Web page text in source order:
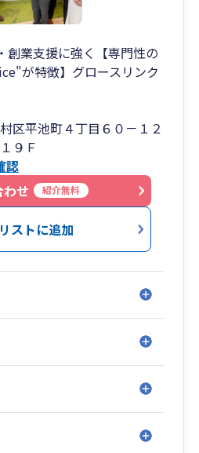
創業支援に強く【専門性の
が特徴】グロースリンク
区平池町４丁目６０－１２
９Ｆ
認
わせ
紹介無料
ストに追加